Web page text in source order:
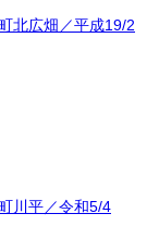
北広畑／平成19/2
川平／令和5/4